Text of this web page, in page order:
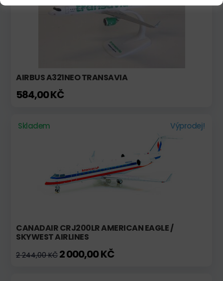
AIRBUS A321NEO TRANSAVIA
584,00 KČ
Skladem Výprodej!
CANADAIR CRJ200LR AMERICAN EAGLE /
SKYWEST AIRLINES
2 244,00 KČ 2 000,00 KČ